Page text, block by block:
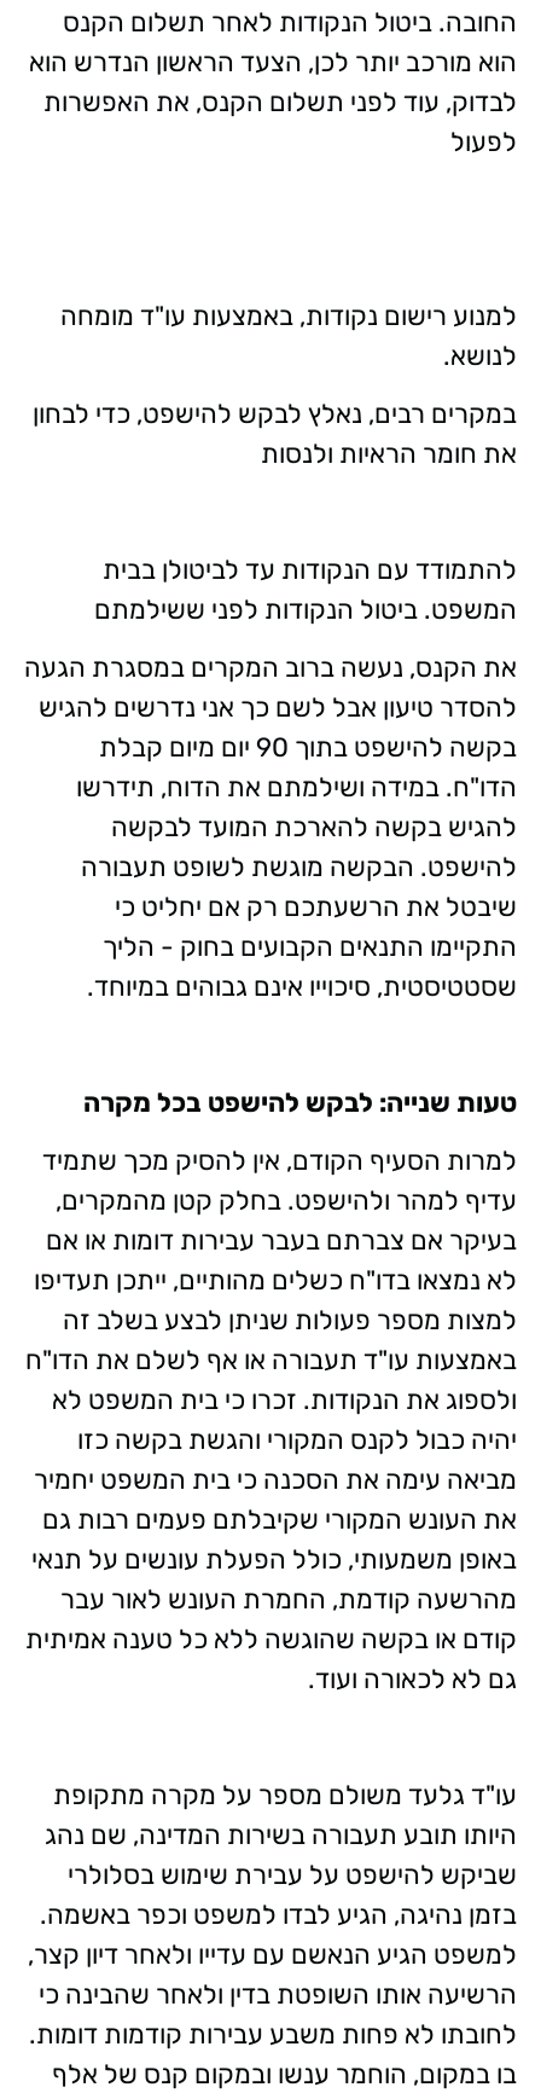
החובה. ביטול הנקודות לאחר תשלום הקנס
הוא מורכב יותר לכן, הצעד הראשון הנדרש הוא
לבדוק, עוד לפני תשלום הקנס, את האפשרות
לפעול
למנוע רישום נקודות, באמצעות עו"ד מומחה
לנושא.
במקרים רבים, נאלץ לבקש להישפט, כדי לבחון
את חומר הראיות ולנסות
להתמודד עם הנקודות עד לביטולן בבית
המשפט. ביטול הנקודות לפני ששילמתם
את הקנס, נעשה ברוב המקרים במסגרת הגעה
להסדר טיעון אבל לשם כך אני נדרשים להגיש
בקשה להישפט בתוך 90 יום מיום קבלת
הדו"ח. במידה ושילמתם את הדוח, תידרשו
להגיש בקשה להארכת המועד לבקשה
להישפט. הבקשה מוגשת לשופט תעבורה
שיבטל את הרשעתכם רק אם יחליט כי
התקיימו התנאים הקבועים בחוק - הליך
שסטטיסטית, סיכוייו אינם גבוהים במיוחד.
טעות שנייה: לבקש להישפט בכל מקרה
למרות הסעיף הקודם, אין להסיק מכך שתמיד
עדיף למהר ולהישפט. בחלק קטן מהמקרים,
בעיקר אם צברתם בעבר עבירות דומות או אם
לא נמצאו בדו"ח כשלים מהותיים, ייתכן תעדיפו
למצות מספר פעולות שניתן לבצע בשלב זה
באמצעות עו"ד תעבורה או אף לשלם את הדו"ח
ולספוג את הנקודות. זכרו כי בית המשפט לא
יהיה כבול לקנס המקורי והגשת בקשה כזו
מביאה עימה את הסכנה כי בית המשפט יחמיר
את העונש המקורי שקיבלתם פעמים רבות גם
באופן משמעותי, כולל הפעלת עונשים על תנאי
מהרשעה קודמת, החמרת העונש לאור עבר
קודם או בקשה שהוגשה ללא כל טענה אמיתית
גם לא לכאורה ועוד.
עו"ד גלעד משולם מספר על מקרה מתקופת
היותו תובע תעבורה בשירות המדינה, שם נהג
שביקש להישפט על עבירת שימוש בסלולרי
בזמן נהיגה, הגיע לבדו למשפט וכפר באשמה.
למשפט הגיע הנאשם עם עדייו ולאחר דיון קצר,
הרשיעה אותו השופטת בדין ולאחר שהבינה כי
לחובתו לא פחות משבע עבירות קודמות דומות.
בו במקום, הוחמר ענשו ובמקום קנס של אלף